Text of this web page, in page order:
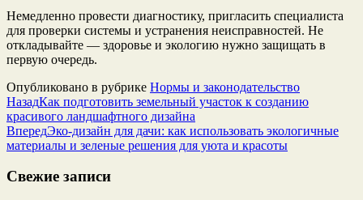
Немедленно провести диагностику, пригласить специалиста
для проверки системы и устранения неисправностей. Не
откладывайте — здоровье и экологию нужно защищать в
первую очередь.
Опубликовано в рубрике Нормы и законодательство
НазадКак подготовить земельный участок к созданию
красивого ландшафтного дизайна
ВпередЭко-дизайн для дачи: как использовать экологичные
материалы и зеленые решения для уюта и красоты
Свежие записи